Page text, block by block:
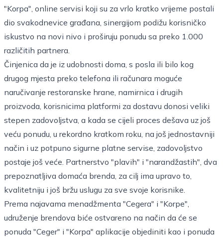
"Korpa", online servisi koji su za vrlo kratko vrijeme postali
dio svakodnevice građana, sinergijom podižu korisničko
iskustvo na novi nivo i proširuju ponudu sa preko 1.000
različitih partnera.
Činjenica da je iz udobnosti doma, s posla ili bilo kog
drugog mjesta preko telefona ili računara moguće
naručivanje restoranske hrane, namirnica i drugih
proizvoda, korisnicima platformi za dostavu donosi veliki
stepen zadovoljstva, a kada se cijeli proces dešava uz još
veću ponudu, u rekordno kratkom roku, na još jednostavniji
način i uz potpuno sigurne platne servise, zadovoljstvo
postaje još veće. Partnerstvo "plavih" i "narandžastih", dva
prepoznatljiva domaća brenda, za cilj ima upravo to,
kvalitetniju i još bržu uslugu za sve svoje korisnike.
Prema najavama menadžmenta "Cegera" i "Korpe",
udruženje brendova biće ostvareno na način da će se
ponuda "Ceger" i "Korpa" aplikacije objediniti kao i ponuda